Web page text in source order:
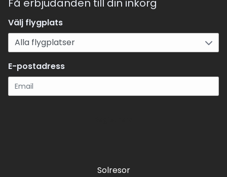
Få erbjudanden till din inkorg
Välj flygplats
E-postadress
Solresor